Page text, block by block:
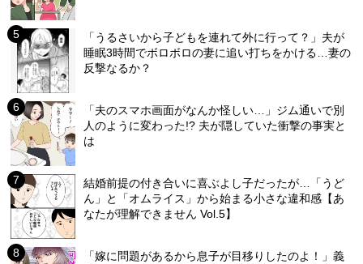
「うるさいから子どもを連れて外に行って？」夫が
睡眠3時間でボロボロの妻に追い打ちをかける…妻の
反撃なるか？
「夫のスマホ画面がなんか怪しい…」ジム通いで別
人のように変わった!? 夫が隠していた衝撃の事実と
は
結婚前提の付き合いに喜ぶよし子だったが…「うど
ん」と「オムライス」から始まる小さな違和感【あ
なたが理解できません Vol.5】
「嫁に問題があるから息子が目移りしたのよ！」義